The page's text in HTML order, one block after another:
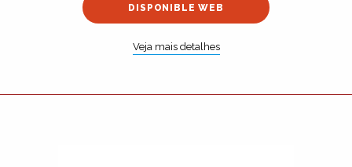
DISPONIBLE WEB
Veja mais detalhes